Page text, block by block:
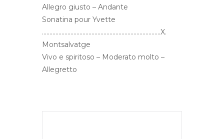
Allegro giusto – Andante
Sonatina pour Yvette
…………………………………………………………………….X.
Montsalvatge
Vivo e spiritoso – Moderato molto –
Allegretto